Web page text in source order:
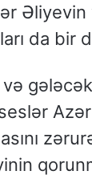
da bir